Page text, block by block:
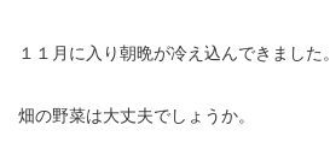
１１月に入り朝晩が冷え込んできました。
畑の野菜は大丈夫でしょうか。